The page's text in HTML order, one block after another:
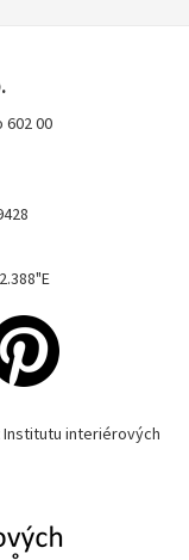
602 00
interiérových